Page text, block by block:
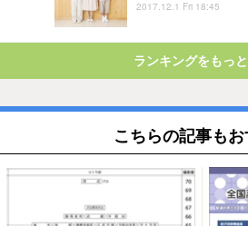
2017.12.1 Fri 18:45
ランキングをもっ
こちらの記事も